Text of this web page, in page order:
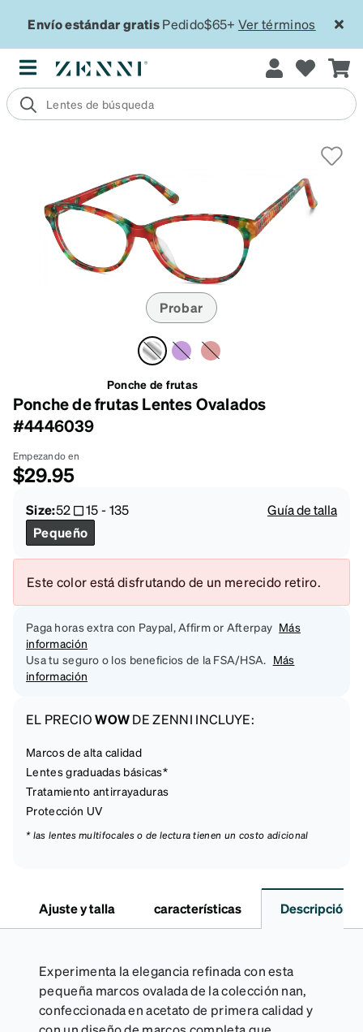
Envío estándar gratisPedido$65+ Ver términos
Probar
Ponche de frutas
Ponche de frutas Lentes Ovalados
#4446039
Empezando en
$29.95
Size:52 15-135
Guía de talla
Pequeño
Este color está disfrutando de un merecido retiro.
Paga horas extra con Paypal, Affirm or Afterpay Más
información
Usa tu seguro o los beneficios de la FSA/HSA. Más
información
EL PRECIOWOWDE ZENNI INCLUYE:
Marcos de alta calidad
Lentes graduadas básicas*
Tratamiento antirrayaduras
Protección UV
* las lentes multifocales o de lectura tienen un costo adicional
Ajuste y talla características Descripción
Experimenta la elegancia refinada con esta
pequeña marcos ovalada de la colección nan,
confeccionada en acetato de primera calidad y